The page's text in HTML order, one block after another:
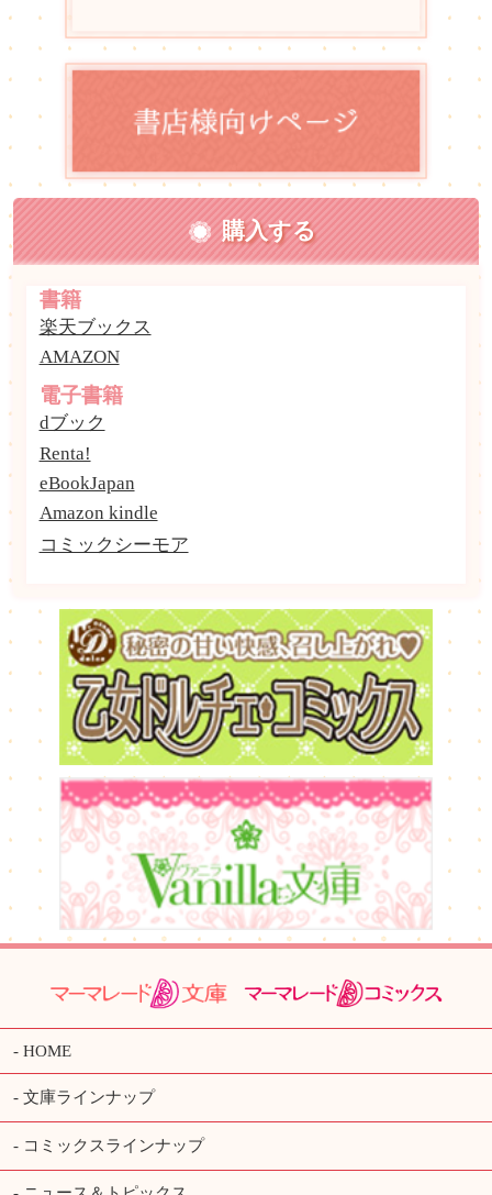
購入する
書籍
楽天ブックス
AMAZON
電子書籍
dブック
Renta!
eBookJapan
Amazon kindle
コミックシーモア
HOME
文庫ラインナップ
コミックスラインナップ